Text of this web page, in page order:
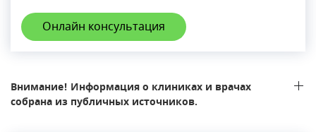
Онлайн консультация
Внимание! Информация о клиниках и врачах
собрана из публичных источников.